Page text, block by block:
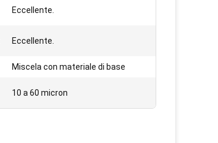
Eccellente.
Eccellente.
Miscela con materiale di base
10 a 60 micron